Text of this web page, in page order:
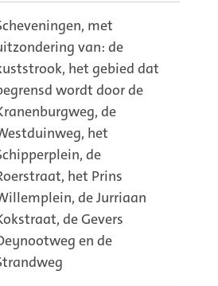
met
van: de
het gebied dat
wordt door de
de
het
de
het Prins
de Jurriaan
de Gevers
en de